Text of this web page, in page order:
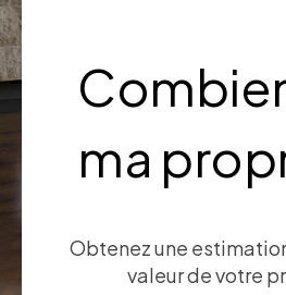
ma
Obtenez une
valeur de votre